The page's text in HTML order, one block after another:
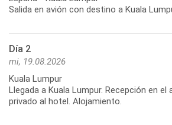
Salida en avión con destino a Kuala
Día 2
mi, 19.08.2026
Kuala Lumpur
Llegada a Kuala Lumpur. Recepción en
privado al hotel. Alojamiento.